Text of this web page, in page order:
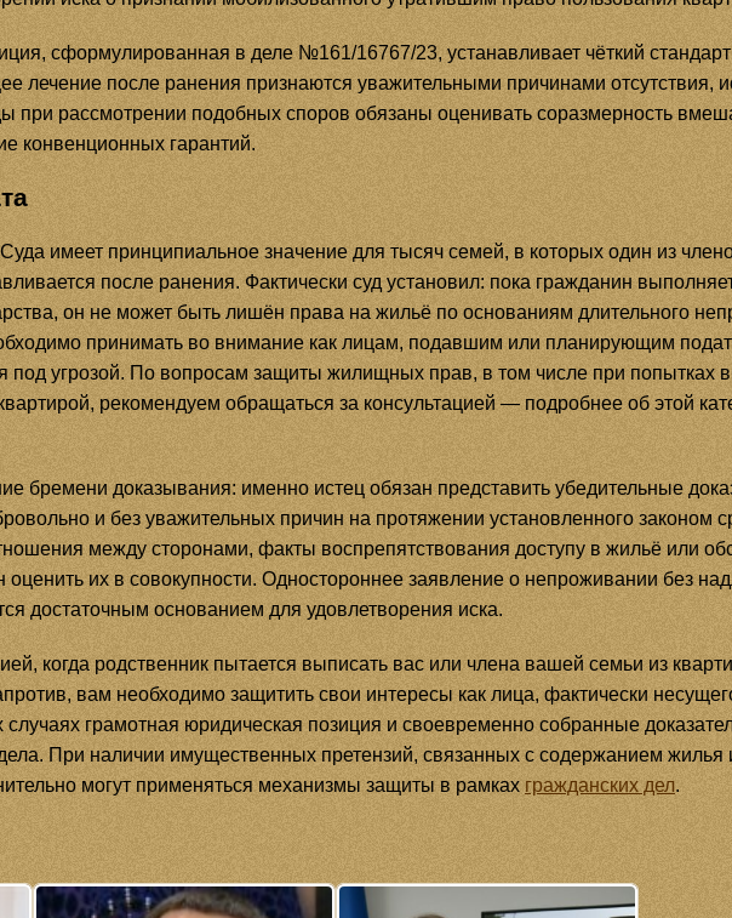
сформулированная в деле №161/16767/23, устанавливает чёткий
лечение после ранения признаются уважительными причинами отсутствия,
при рассмотрении подобных споров обязаны оценивать соразмерность
конвенционных гарантий.
имеет принципиальное значение для тысяч семей, в которых один из
после ранения. Фактически суд установил: пока гражданин
он не может быть лишён права на жильё по основаниям длительного
принимать во внимание как лицам, подавшим или планирующим
под угрозой. По вопросам защиты жилищных прав, в том числе при попытках
рекомендуем обращаться за консультацией — подробнее об этой
бремени доказывания: именно истец обязан представить убедительные
и без уважительных причин на протяжении установленного законом
между сторонами, факты воспрепятствования доступу в жильё или
их в совокупности. Одностороннее заявление о непроживании без
достаточным основанием для удовлетворения иска.
когда родственник пытается выписать вас или члена вашей семьи из
вам необходимо защитить свои интересы как лица, фактически
грамотная юридическая позиция и своевременно собранные
При наличии имущественных претензий, связанных с содержанием
могут применяться механизмы защиты в рамках гражданских дел.